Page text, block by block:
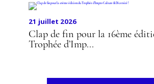
21 juillet 2026
Clap de fin pour la 16ème
Trophée d’Imp...